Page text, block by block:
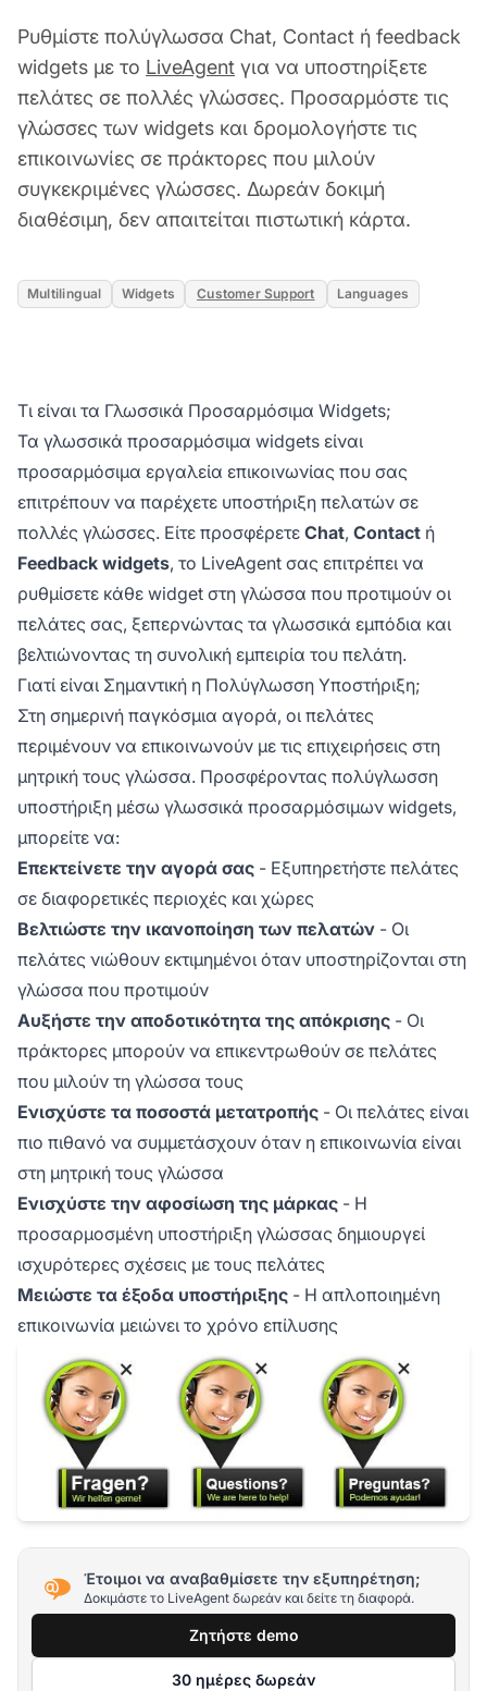
Ρυθμίστε πολύγλωσσα Chat, Contact ή feedback
widgets με το LiveAgent για να υποστηρίξετε
πελάτες σε πολλές γλώσσες. Προσαρμόστε τις
γλώσσες των widgets και δρομολογήστε τις
επικοινωνίες σε πράκτορες που μιλούν
συγκεκριμένες γλώσσες. Δωρεάν δοκιμή
διαθέσιμη, δεν απαιτείται πιστωτική κάρτα.
Multilingual Widgets Customer Support Languages
Τι είναι τα Γλωσσικά Προσαρμόσιμα Widgets;
Τα γλωσσικά προσαρμόσιμα widgets είναι
προσαρμόσιμα εργαλεία επικοινωνίας που σας
επιτρέπουν να παρέχετε υποστήριξη πελατών σε
πολλές γλώσσες. Είτε προσφέρετε Chat, Contact ή
Feedback widgets, το LiveAgent σας επιτρέπει να
ρυθμίσετε κάθε widget στη γλώσσα που προτιμούν οι
πελάτες σας, ξεπερνώντας τα γλωσσικά εμπόδια και
βελτιώνοντας τη συνολική εμπειρία του πελάτη.
Γιατί είναι Σημαντική η Πολύγλωσση Υποστήριξη;
Στη σημερινή παγκόσμια αγορά, οι πελάτες
περιμένουν να επικοινωνούν με τις επιχειρήσεις στη
μητρική τους γλώσσα. Προσφέροντας πολύγλωσση
υποστήριξη μέσω γλωσσικά προσαρμόσιμων widgets,
μπορείτε να:
Επεκτείνετε την αγορά σας - Εξυπηρετήστε πελάτες
σε διαφορετικές περιοχές και χώρες
Βελτιώστε την ικανοποίηση των πελατών - Οι
πελάτες νιώθουν εκτιμημένοι όταν υποστηρίζονται στη
γλώσσα που προτιμούν
Αυξήστε την αποδοτικότητα της απόκρισης - Οι
πράκτορες μπορούν να επικεντρωθούν σε πελάτες
που μιλούν τη γλώσσα τους
Ενισχύστε τα ποσοστά μετατροπής - Οι πελάτες είναι
πιο πιθανό να συμμετάσχουν όταν η επικοινωνία είναι
στη μητρική τους γλώσσα
Ενισχύστε την αφοσίωση της μάρκας - Η
προσαρμοσμένη υποστήριξη γλώσσας δημιουργεί
ισχυρότερες σχέσεις με τους πελάτες
Μειώστε τα έξοδα υποστήριξης - Η απλοποιημένη
επικοινωνία μειώνει το χρόνο επίλυσης
Έτοιμοι να αναβαθμίσετε την εξυπηρέτηση;
Δοκιμάστε το LiveAgent δωρεάν και δείτε τη διαφορά.
Ζητήστε demo
30 ημέρες δωρεάν